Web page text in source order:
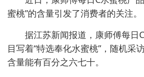
蜜桃”的含量引发了消费者的关注。
据江苏新闻报道，康师傅每日
目写着“特选奉化水蜜桃”，随机采
含量能有百分之六七十。